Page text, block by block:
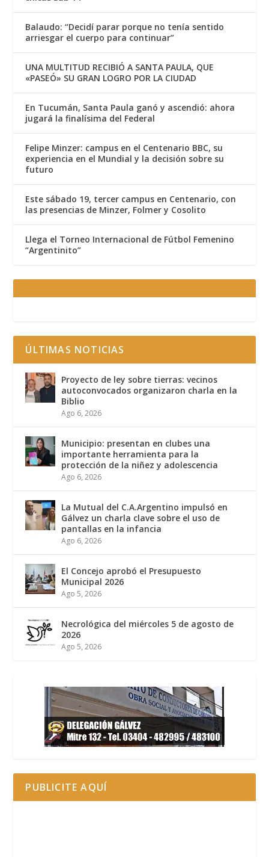
Balaudo: “Decidí parar porque no tenía sentido
arriesgar el cuerpo para continuar”
UNA MULTITUD RECIBIÓ A SANTA PAULA, QUE
«PASEÓ» SU GRAN LOGRO POR LA CIUDAD
En Tucumán, Santa Paula ganó y ascendió: ahora
jugará la finalísima del Federal
Felipe Minzer: campus en el Centenario BBC, su
experiencia en el Mundial y la decisión sobre su
futuro
Este sábado 19, tercer campus en Centenario, con
las presencias de Minzer, Folmer y Cosolito
Llega el Torneo Internacional de Fútbol Femenino
“Argentinito”
ÚLTIMAS NOTICIAS
Proyecto de ley sobre tierras: vecinos
autoconvocados organizaron charla en la
Biblio
Ago 6, 2026
Municipio: presentan en clubes una
importante herramienta para la
protección de la niñez y adolescencia
Ago 6, 2026
La Mutual del C.A.Argentino impulsó en
Gálvez un charla clave sobre el uso de
pantallas en la infancia
Ago 6, 2026
El Concejo aprobó el Presupuesto
Municipal 2026
Ago 5, 2026
Necrológica del miércoles 5 de agosto de
2026
Ago 5, 2026
PUBLICITE AQUÍ